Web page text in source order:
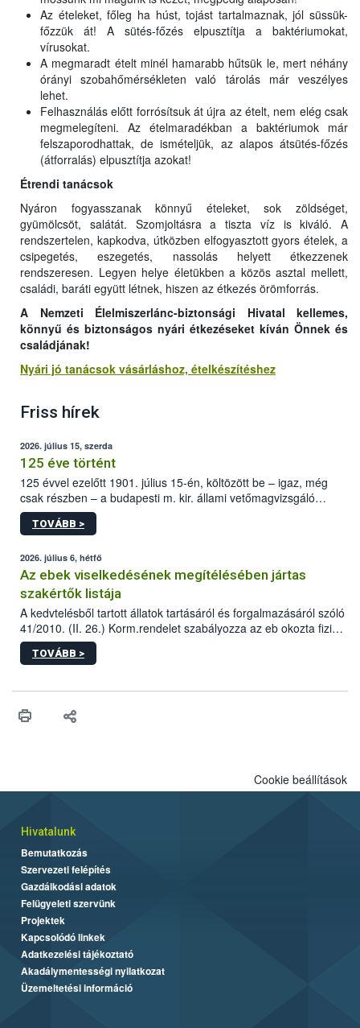
Az ételeket, főleg ha húst, tojást tartalmaznak, jól süssük-
főzzük át! A sütés-főzés elpusztítja a baktériumokat,
vírusokat.
A megmaradt ételt minél hamarabb hűtsük le, mert néhány
órányi szobahőmérsékleten való tárolás már veszélyes
lehet.
Felhasználás előtt forrósítsuk át újra az ételt, nem elég csak
megmelegíteni. Az ételmaradékban a baktériumok már
felszaporodhattak, de ismételjük, az alapos átsütés-főzés
(átforralás) elpusztítja azokat!
Étrendi tanácsok
Nyáron fogyasszanak könnyű ételeket, sok zöldséget,
gyümölcsöt, salátát. Szomjoltásra a tiszta víz is kiváló. A
rendszertelen, kapkodva, útközben elfogyasztott gyors ételek, a
csipegetés, eszegetés, nassolás helyett étkezzenek
rendszeresen. Legyen helye életükben a közös asztal mellett,
családi, baráti együtt létnek, hiszen az étkezés örömforrás.
A Nemzeti Élelmiszerlánc-biztonsági Hivatal kellemes,
könnyű és biztonságos nyári étkezéseket kíván Önnek és
családjának!
Nyári jó tanácsok vásárláshoz, ételkészítéshez
Friss hírek
2026. július 15, szerda
125 éve történt
125 évvel ezelőtt 1901. július 15-én, költözött be – igaz, még
csak részben – a budapesti m. kir. állami vetőmagvizsgáló
állomás a Kis Rókus utca 15. szám alatti, Czigler Győző által
tervezett új épületébe.
TOVÁBB >
2026. július 6, hétfő
Az ebek viselkedésének megítélésében jártas
szakértők listája
A kedvtelésből tartott állatok tartásáról és forgalmazásáról szóló
41/2010. (II. 26.) Korm.rendelet szabályozza az eb okozta fizikai
sérülés, illetve ennek veszélye keletkezésekor felmerülő
hatósági feladatokat, valamint a veszélyes eb tartását és annak
vonni az ebek viselkedésének megítélésében jártas szakértőt.
TOVÁBB >
Cookie beállítások
Hivatalunk
Bemutatkozás
Szervezeti felépítés
Gazdálkodási adatok
Felügyeleti szervünk
Projektek
Kapcsolódó linkek
Adatkezelési tájékoztató
Akadálymentességi nyilatkozat
Üzemeltetési információ